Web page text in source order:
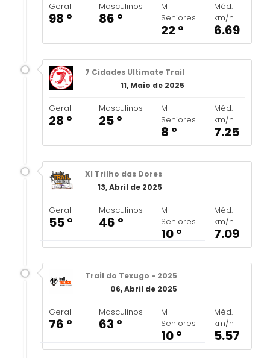
Geral
98 º
Masculinos
86 º
M
Seniores
22 º
Méd.
km/h
6.69
7 Cidades Ultimate Trail
11, Maio de 2025
Geral
28 º
Masculinos
25 º
M
Seniores
8 º
Méd.
km/h
7.25
XI Trilho das Dores
13, Abril de 2025
Geral
55 º
Masculinos
46 º
M
Seniores
10 º
Méd.
km/h
7.09
Trail do Texugo - 2025
06, Abril de 2025
Geral
76 º
Masculinos
63 º
M
Seniores
10 º
Méd.
km/h
5.57